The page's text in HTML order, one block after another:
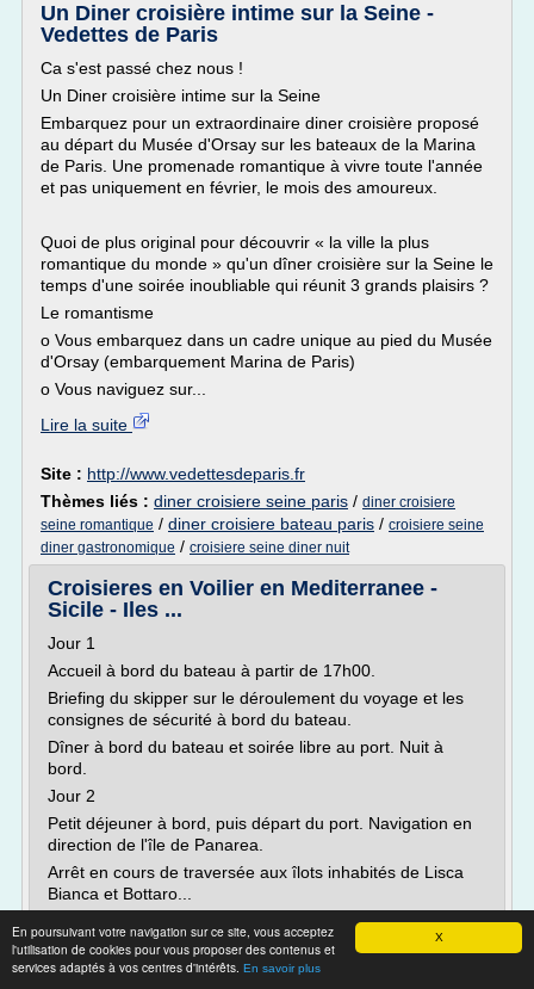
X
En poursuivant votre navigation sur ce site, vous acceptez
l'utilisation de cookies pour vous proposer des contenus et
services adaptés à vos centres d'intérêts. En savoir plus
Un Diner croisière intime sur la Seine -
Vedettes de Paris
Ca s'est passé chez nous !
Un Diner croisière intime sur la Seine
Embarquez pour un extraordinaire diner croisière proposé
au départ du Musée d'Orsay sur les bateaux de la Marina
de Paris. Une promenade romantique à vivre toute l'année
et pas uniquement en février, le mois des amoureux.
Quoi de plus original pour découvrir « la ville la plus
romantique du monde » qu'un dîner croisière sur la Seine le
temps d'une soirée inoubliable qui réunit 3 grands plaisirs ?
Le romantisme
o Vous embarquez dans un cadre unique au pied du Musée
d'Orsay (embarquement Marina de Paris)
o Vous naviguez sur...
Lire la suite
Site : http://www.vedettesdeparis.fr
Thèmes liés : diner croisiere seine paris / diner croisiere
seine romantique / diner croisiere bateau paris / croisiere seine
diner gastronomique / croisiere seine diner nuit
Croisieres en Voilier en Mediterranee -
Sicile - Iles ...
Jour 1
Accueil à bord du bateau à partir de 17h00.
Briefing du skipper sur le déroulement du voyage et les
consignes de sécurité à bord du bateau.
Dîner à bord du bateau et soirée libre au port. Nuit à
bord.
Jour 2
Petit déjeuner à bord, puis départ du port. Navigation en
direction de l'île de Panarea.
Arrêt en cours de traversée aux îlots inhabités de Lisca
Bianca et Bottaro...
Lire la suite
Site :http://www.lunasole.eu